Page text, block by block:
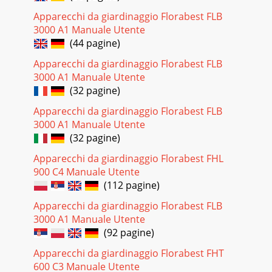
38GBChecking/Sharpening/Re-placing the Blade Only allow
specialist companies to install and dismantle the knife. Wear
gloves when handling the blade
Pagina 33 - Initial Operation
39GBStorageGeneral Storage Instructions Do not store the
equipment with a full collection box. In hot weather, the
grass begins to ferment when heat
Pagina 34 - Operation
192735642220282030313229
Pagina 35 - Working Instructions
40GBReplacement parts/AccessoriesSpare parts and
accessories can be obtained at www.grizzly-service.euIf you
do not have internet access, please cont
Pagina 36 - Maintenance
41GBTroubleshootingProblem Possible Cause Fault
CorrectionEngine does not startToo little petrol in the tank
Fill with petrolIncorrect starting sequen
Apparecchi da giardinaggio Florabest FLB
3000 A1 Manuale Utente
(44 pagine)
Apparecchi da giardinaggio Florabest FLB
3000 A1 Manuale Utente
(32 pagine)
Apparecchi da giardinaggio Florabest FLB
3000 A1 Manuale Utente
(32 pagine)
Apparecchi da giardinaggio Florabest FHL
900 C4 Manuale Utente
(112 pagine)
Apparecchi da giardinaggio Florabest FLB
3000 A1 Manuale Utente
(92 pagine)
Apparecchi da giardinaggio Florabest FHT
600 C3 Manuale Utente